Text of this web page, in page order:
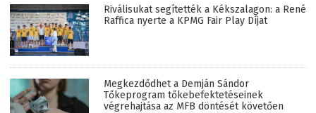
Riválisukat segítették a Kékszalagon: a René
Raffica nyerte a KPMG Fair Play Díjat
Megkezdődhet a Demján Sándor
Tőkeprogram tőkebefektetéseinek
végrehajtása az MFB döntését követően